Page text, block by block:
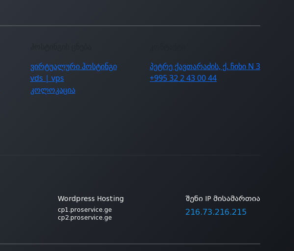
ვირტუალური ჰოსტინგი
vds | vps
კოლოკაცია
პეტრე ქავთარაძის, ქ. ჩიხი N 3
+995 32 2 43 00 44
Wordpress Hosting
cp1.proservice.ge
cp2.proservice.ge
შენი IP მისამართია
216.73.216.215